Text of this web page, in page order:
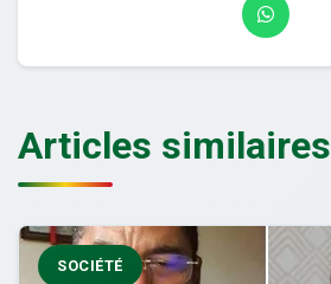
Articles similaires
SOCIÉTÉ